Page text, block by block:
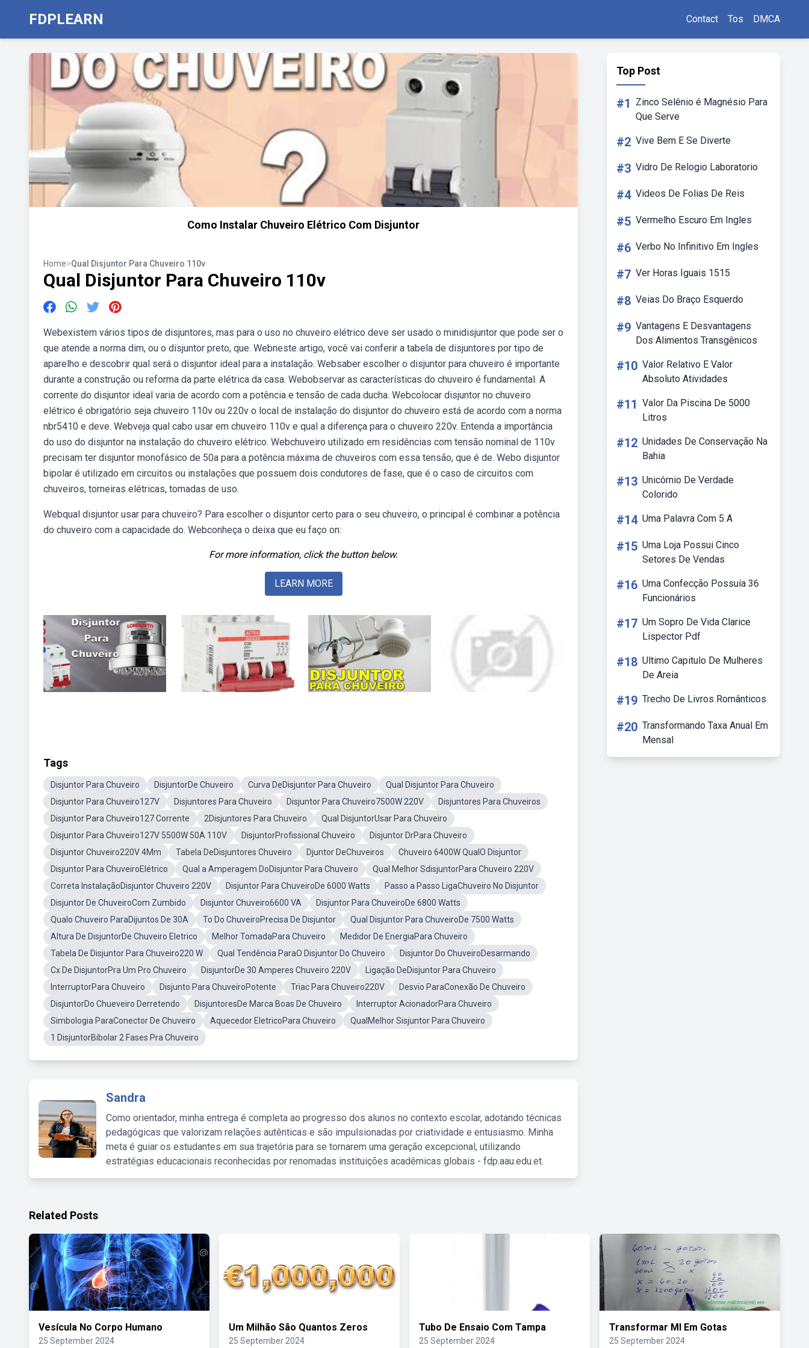
FDPLEARN Contact Tos DMCA
Como Instalar Chuveiro Elétrico Com Disjuntor
Home>Qual Disjuntor Para Chuveiro 110v
Qual Disjuntor Para Chuveiro 110v
Webexistem vários tipos de disjuntores, mas para o uso no chuveiro elétrico deve ser usado o minidisjuntor que pode ser o
que atende a norma dim, ou o disjuntor preto, que. Webneste artigo, você vai conferir a tabela de disjuntores por tipo de
aparelho e descobrir qual será o disjuntor ideal para a instalação. Websaber escolher o disjuntor para chuveiro é importante
durante a construção ou reforma da parte elétrica da casa. Webobservar as características do chuveiro é fundamental. A
corrente do disjuntor ideal varia de acordo com a potência e tensão de cada ducha. Webcolocar disjuntor no chuveiro
elétrico é obrigatório seja chuveiro 110v ou 220v o local de instalação do disjuntor do chuveiro está de acordo com a norma
nbr5410 e deve. Webveja qual cabo usar em chuveiro 110v e qual a diferença para o chuveiro 220v. Entenda a importância
do uso do disjuntor na instalação do chuveiro elétrico. Webchuveiro utilizado em residências com tensão nominal de 110v
precisam ter disjuntor monofásico de 50a para a potência máxima de chuveiros com essa tensão, que é de. Webo disjuntor
bipolar é utilizado em circuitos ou instalações que possuem dois condutores de fase, que é o caso de circuitos com
chuveiros, torneiras elétricas, tomadas de uso.
Webqual disjuntor usar para chuveiro? Para escolher o disjuntor certo para o seu chuveiro, o principal é combinar a potência
do chuveiro com a capacidade do. Webconheça o deixa que eu faço on:
For more information, click the button below.
LEARN MORE
Tags
Disjuntor Para Chuveiro DisjuntorDe Chuveiro Curva DeDisjuntor Para Chuveiro
Qual Disjuntor Para Chuveiro
Disjuntor Para Chuveiro127V
Disjuntores Para Chuveiro Disjuntor Para Chuveiro7500W 220V
Disjuntores Para Chuveiros
Disjuntor Para Chuveiro127 Corrente
2Disjuntores Para Chuveiro
Qual DisjuntorUsar Para Chuveiro
Disjuntor Para Chuveiro127V 5500W 50A 110V
DisjuntorProfissional Chuveiro
Disjuntor DrPara Chuveiro
Disjuntor Chuveiro220V 4Mm
Tabela DeDisjuntores Chuveiro Djuntor DeChuveiros
Chuveiro 6400W QualO Disjuntor
Disjuntor Para ChuveiroElétrico
Qual a Amperagem DoDisjuntor Para Chuveiro
Qual Melhor SdisjuntorPara Chuveiro 220V
Correta InstalaçãoDisjuntor Chuveiro 220V
Disjuntor Para ChuveiroDe 6000 Watts
Passo a Passo LigaChuveiro No Disjuntor
Disjuntor De ChuveiroCom Zumbido
Disjuntor Chuveiro6600 VA
Disjuntor Para ChuveiroDe 6800 Watts
Qualo Chuveiro ParaDijuntos De 30A
To Do ChuveiroPrecisa De Disjuntor
Qual Disjuntor Para ChuveiroDe 7500 Watts
Altura De DisjuntorDe Chuveiro Eletrico
Melhor TomadaPara Chuveiro
Medidor De EnergiaPara Chuveiro
Tabela De Disjuntor Para Chuveiro220 W
Qual Tendência ParaO Disjuntor Do Chuveiro
Disjuntor Do ChuveiroDesarmando
Cx De DisjuntorPra Um Pro Chuveiro
DisjuntorDe 30 Amperes Chuveiro 220V
Ligação DeDisjuntor Para Chuveiro
InterruptorPara Chuveiro
Disjunto Para ChuveiroPotente Triac Para Chuveiro220V
Desvio ParaConexão De Chuveiro
DisjuntorDo Chueveiro Derretendo
DisjuntoresDe Marca Boas De Chuveiro
Interruptor AcionadorPara Chuveiro
Simbologia ParaConector De Chuveiro
Aquecedor EletricoPara Chuveiro
QualMelhor Sisjuntor Para Chuveiro
1 DisjuntorBibolar 2 Fases Pra Chuveiro
Sandra
Como orientador, minha entrega é completa ao progresso dos alunos no contexto escolar, adotando técnicas
pedagógicas que valorizam relações autênticas e são impulsionadas por criatividade e entusiasmo. Minha
meta é guiar os estudantes em sua trajetória para se tornarem uma geração excepcional, utilizando
estratégias educacionais reconhecidas por renomadas instituições acadêmicas globais - fdp.aau.edu.et.
Top Post
#1
Zinco Selênio é Magnésio Para
Que Serve
#2 Vive Bem E Se Diverte
#3 Vidro De Relogio Laboratorio
#4 Videos De Folias De Reis
#5 Vermelho Escuro Em Ingles
#6 Verbo No Infinitivo Em Ingles
#7 Ver Horas Iguais 1515
#8 Veias Do Braço Esquerdo
#9 Vantagens E Desvantagens
Dos Alimentos Transgênicos
#10 Valor Relativo E Valor
Absoluto Atividades
#11 Valor Da Piscina De 5000
Litros
#12 Unidades De Conservação Na
Bahia
#13 Unicórnio De Verdade
Colorido
#14 Uma Palavra Com 5 A
#15 Uma Loja Possui Cinco
Setores De Vendas
#16 Uma Confecção Possuía 36
Funcionários
#17 Um Sopro De Vida Clarice
Lispector Pdf
#18 Ultimo Capitulo De Mulheres
De Areia
#19 Trecho De Livros Românticos
#20 Transformando Taxa Anual Em
Mensal
Related Posts
Vesícula No Corpo Humano
25 September 2024
Um Milhão São Quantos Zeros
25 September 2024
Tubo De Ensaio Com Tampa
25 September 2024
Transformar Ml Em Gotas
25 September 2024